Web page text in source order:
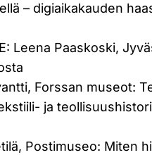
– digiaikakauden
Leena Paaskoski,
Forssan museot:
ja
Postimuseo: Miten